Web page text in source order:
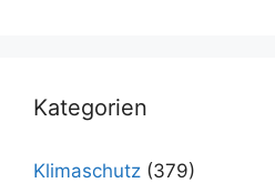
Kategorien
Klimaschutz (379)